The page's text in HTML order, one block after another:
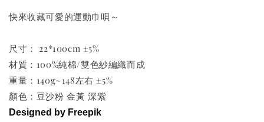
快來收藏可愛的運動巾唄～
尺寸： 22*100cm ±5%
材質：100%純棉/雙色紗編織而成
重量：140g~148左右 ±5%
顏色：豆沙粉 金黃 深紫
Designed by Freepik